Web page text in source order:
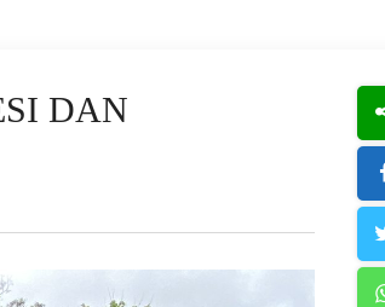
DAN